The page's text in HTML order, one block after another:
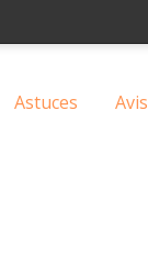
Astuces Avis